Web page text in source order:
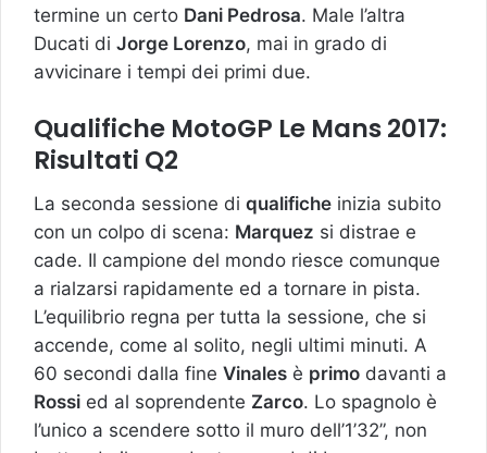
termine un certo Dani Pedrosa. Male l’altra
Ducati di Jorge Lorenzo, mai in grado di
avvicinare i tempi dei primi due.
Qualifiche MotoGP Le Mans 2017:
Risultati Q2
La seconda sessione di qualifiche inizia subito
con un colpo di scena: Marquez si distrae e
cade. Il campione del mondo riesce comunque
a rialzarsi rapidamente ed a tornare in pista.
L’equilibrio regna per tutta la sessione, che si
accende, come al solito, negli ultimi minuti. A
60 secondi dalla fine Vinales è primo davanti a
Rossi ed al soprendente Zarco. Lo spagnolo è
l’unico a scendere sotto il muro dell’1’32”, non